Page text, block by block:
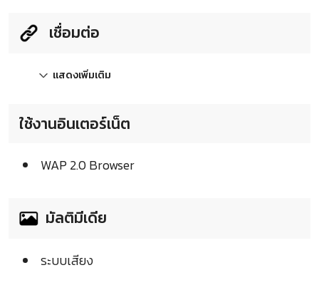
เชื่อมต่อ
แสดงเพิ่มเติม
ใช้งานอินเตอร์เน็ต
WAP 2.0 Browser
มัลติมีเดีย
ระบบเสียง